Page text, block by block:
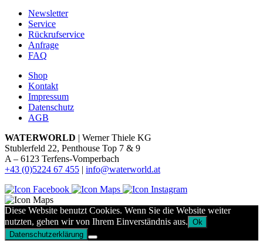
Newsletter
Service
Rückrufservice
Anfrage
FAQ
Shop
Kontakt
Impressum
Datenschutz
AGB
WATERWORLD | Werner Thiele KG
Stublerfeld 22, Penthouse Top 7 & 9
A – 6123 Terfens-Vomperbach
+43 (0)5224 67 455 | info@waterworld.at
Diese Website benutzt Cookies. Wenn Sie die Website weiter
nutzten, gehen wir von Ihrem Einverständnis aus. Ok
Datenschutzerklärung